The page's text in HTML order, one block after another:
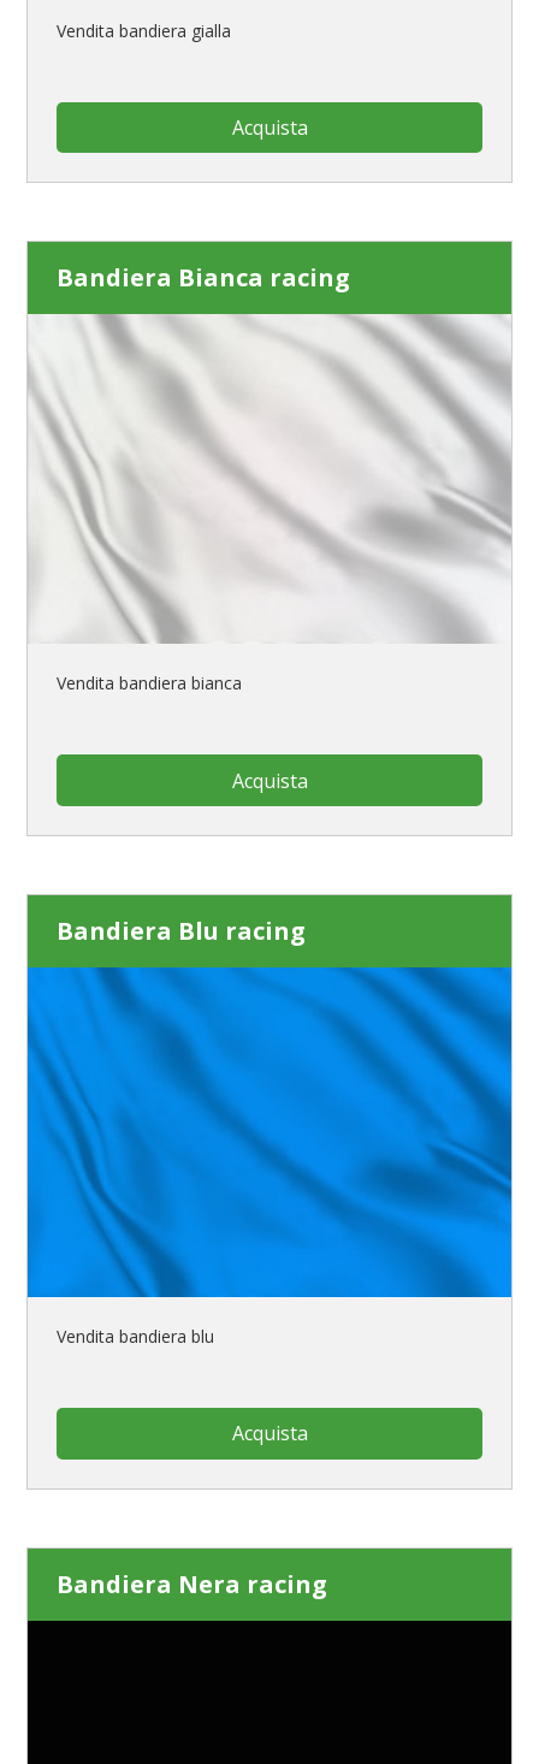
Vendita bandiera gialla
Acquista
Bandiera Bianca racing
Vendita bandiera bianca
Acquista
Bandiera Blu racing
Vendita bandiera blu
Acquista
Bandiera Nera racing